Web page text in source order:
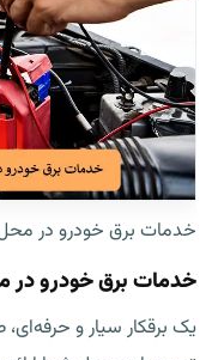
خدمات برق خودرو در
خدمات برق خودرو
یک برقکار سیار و